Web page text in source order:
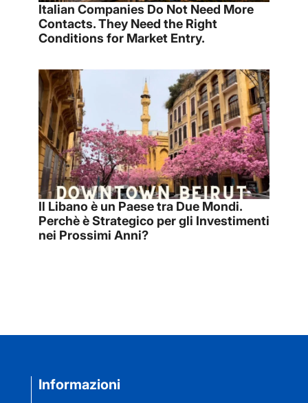
Italian Companies Do Not Need More
Contacts. They Need the Right
Conditions for Market Entry.
Il Libano è un Paese tra Due Mondi.
Perchè è Strategico per gli Investimenti
nei Prossimi Anni?
Informazioni